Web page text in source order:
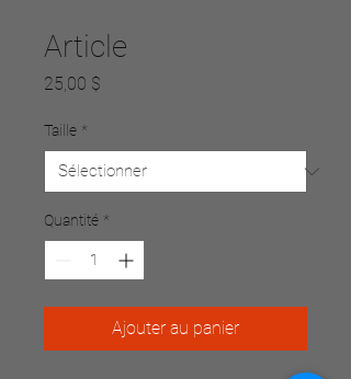
Article
25,00 $
Taille *
Quantité *
Ajouter au panier